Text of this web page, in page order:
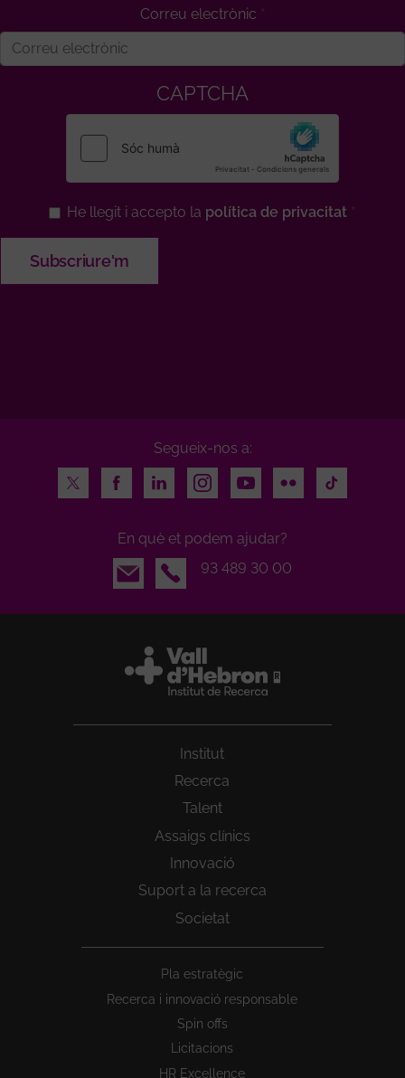
Correu electrònic
CAPTCHA
He llegit i accepto la política de privacitat
Segueix-nos a:
Twitter
FacebookLinkedInInstagramYoutubeFlickr TikTok
En què et podem ajudar?
Email
93 489 30 00
Institut
Recerca
Talent
Assaigs clínics
Innovació
Suport a la recerca
Societat
Pla estratègic
Recerca i innovació responsable
Spin offs
Licitacions
HR Excellence